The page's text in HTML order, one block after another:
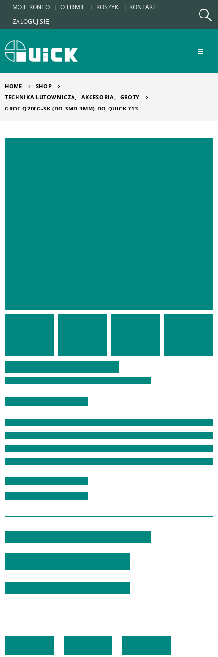
MOJE KONTO O FIRMIE KOSZYK
KONTAKT
ZALOGUJ SIĘ
HOME
SHOP
TECHNIKA LUTOWNICZA, AKCESORIA, GROTY
GROT Q200G-SK (DO SMD 3MM) DO QUICK 713